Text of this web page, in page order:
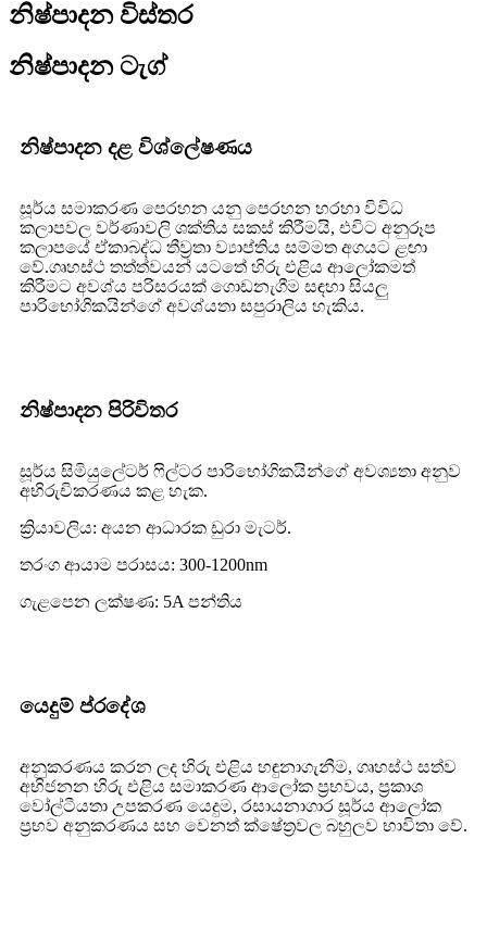
නිෂ්පාදන විස්තර
නිෂ්පාදන ටැග්
නිෂ්පාදන දළ විශ්ලේෂණය
සූර්ය සමාකරණ පෙරහන යනු පෙරහන හරහා විවිධ
කලාපවල වර්ණාවලි ශක්තිය සකස් කිරීමයි, එවිට අනුරූප
කලාපයේ ඒකාබද්ධ තීව්‍රතා ව්‍යාප්තිය සම්මත අගයට ළඟා
වේ.ගෘහස්ථ තත්ත්වයන් යටතේ හිරු එළිය ආලෝකමත්
කිරීමට අවශ්ය පරිසරයක් ගොඩනැගීම සඳහා සියලු
පාරිභෝගිකයින්ගේ අවශ්යතා සපුරාලිය හැකිය.
නිෂ්පාදන පිරිවිතර
සූර්ය සිමියුලේටර් ෆිල්ටර පාරිභෝගිකයින්ගේ අවශ්‍යතා අනුව
අභිරුචිකරණය කළ හැක.
ක්‍රියාවලිය: අයන ආධාරක ඩුරා මැටර්.
තරංග ආයාම පරාසය: 300-1200nm
ගැළපෙන ලක්ෂණ: 5A පන්තිය
යෙදුම් ප්රදේශ
අනුකරණය කරන ලද හිරු එළිය හඳුනාගැනීම, ගෘහස්ථ සත්ව
අභිජනන හිරු එළිය සමාකරණ ආලෝක ප්‍රභවය, ප්‍රකාශ
වෝල්ටීයතා උපකරණ යෙදුම, රසායනාගාර සූර්ය ආලෝක
ප්‍රභව අනුකරණය සහ වෙනත් ක්ෂේත්‍රවල බහුලව භාවිතා වේ.